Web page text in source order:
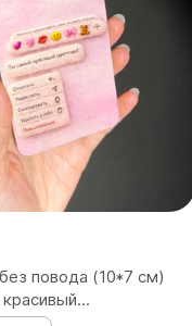
повода (10*7 см)